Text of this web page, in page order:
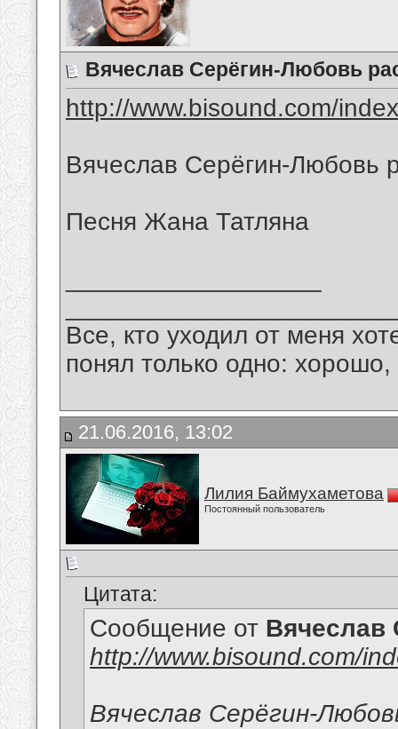
Вячеслав Серёгин-Любовь
http://www.bisound.com/
Вячеслав Серёгин-Любовь
Песня Жана Татляна
Все, кто уходил от меня
понял только одно:
21.06.2016, 13:02
Лилия Баймухаметова
Постоянный пользователь
Цитата:
Сообщение от Вячеслав
http://www.bisound.com/
Вячеслав Серёгин-